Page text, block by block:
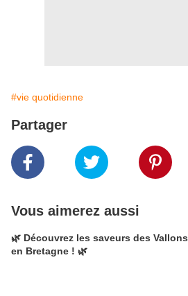
#vie quotidienne
Partager
Vous aimerez aussi
🌿 Découvrez les saveurs des Vallons
en Bretagne ! 🌿